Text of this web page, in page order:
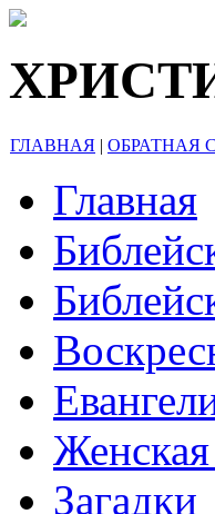
ГЛАВНАЯ | ОБРАТНАЯ
Главная
Загадки